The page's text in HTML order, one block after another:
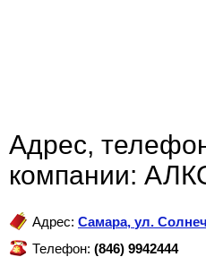
Адрес,
компании:
Адрес: Самара, ул.
Телефон: (846) 9942444